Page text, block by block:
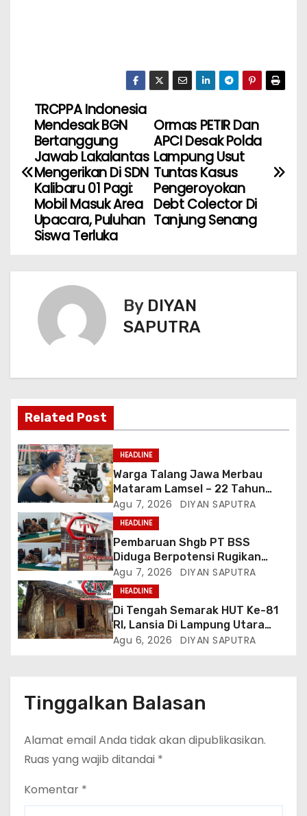
Ormas PETIR Dan
APCI Desak Polda
Lampung Usut
Tuntas Kasus
Pengeroyokan
Debt Colector Di
Tanjung Senang
TRCPPA Indonesia
Mendesak BGN
Bertanggung
Jawab Lakalantas
Mengerikan Di SDN
Kalibaru 01 Pagi:
Mobil Masuk Area
Upacara, Puluhan
Siswa Terluka
By DIYAN
SAPUTRA
Related Post
HEADLINE
Warga Talang Jawa Merbau
Mataram Lamsel – 22 Tahun
Lumpuh Vina Agustina Viral Di
Tiktok Inginkan Kursi Roda
Listrik, Kepala Perwakilan
Provinsi Lampung Media
Cakrawala Tv Meminta Pemda
Lamsel Bertindak
Agu 7, 2026 DIYAN SAPUTRA
HEADLINE
Pembaruan Shgb PT BSS
Diduga Berpotensi Rugikan
Negara, Kementrian ATR/BPN Di
Gugat Di PTUN Jakarta
Agu 7, 2026 DIYAN SAPUTRA
HEADLINE
Di Tengah Semarak HUT Ke-81
RI, Lansia Di Lampung Utara
Hidup Memprihatinkan
Agu 6, 2026 DIYAN SAPUTRA
Tinggalkan Balasan
Alamat email Anda tidak akan dipublikasikan.
Ruas yang wajib ditandai *
Komentar *